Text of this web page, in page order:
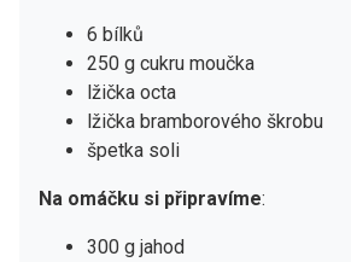
6 bílků
250 g cukru moučka
lžička octa
lžička bramborového škrobu
špetka soli
Na omáčku si připravíme:
300 g jahod